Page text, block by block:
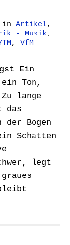
in Artikel,
- Musik,
, VfM
Ein
Ton,
lange
das
Bogen
Schatten
legt